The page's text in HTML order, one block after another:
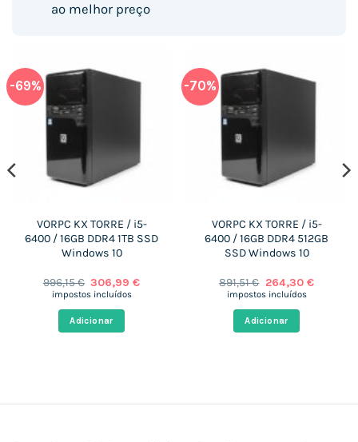
ao melhor preço
-69%
VORPC KX TORRE / i5-
6400 / 16GB DDR4 1TB SSD
Windows 10
996,15€ O
preço
era:
996,15 €.
306,99€O
impostos incluídos
Adicionar
-70%
VORPC KX TORRE / i5-
6400 / 16GB DDR4 512GB
SSD Windows 10
891,51€ O
preço
era:
891,51 €.
264,30 €O
impostos incluídos
Adicionar